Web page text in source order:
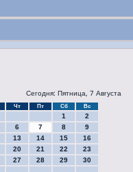
Сегодня: Пятница, 7 Августа
Чт Пт Сб Вс
1
2
6 7 8
9
13 14 15
16
20 21 22
23
27 28 29
30